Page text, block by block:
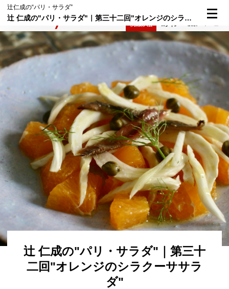
辻仁成の“パリ・サラダ”
辻 仁成の"パリ・サラダ"｜第三十二回"オレンジのシラクーササラダ"
辻 仁成の"パリ・サラダ"｜第三十
二回"オレンジのシラクーササラ
ダ"